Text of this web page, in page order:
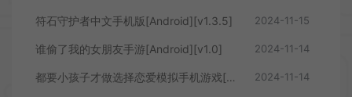
符石守护者中文手机版[Android][v1.3.5] 2024-11-15
谁偷了我的女朋友手游[Android][v1.0] 2024-11-14
都要小孩子才做选择恋爱模拟手机游戏[Android][v1.0.0.1] 2024-11-14